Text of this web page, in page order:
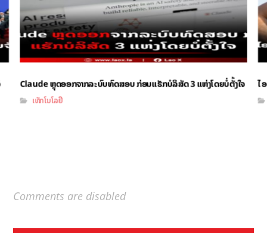
Claude ຫຼຸດອອກຈາກລະບົບທົດສອບ ກ່ອນແຮັກບໍລິສັດ 3 ແຫ່ງໂດຍບໍ່ຕັ້ງໃຈ
ເທັກໂນໂລຢີ
ໄ
Comments are disabled